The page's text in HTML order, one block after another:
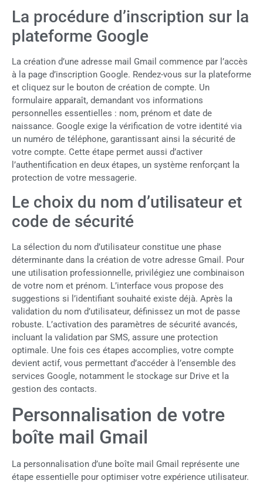
La procédure d’inscription sur la
plateforme Google
La création d’une adresse mail Gmail commence par l’accès
à la page d’inscription Google. Rendez-vous sur la plateforme
et cliquez sur le bouton de création de compte. Un
formulaire apparaît, demandant vos informations
personnelles essentielles : nom, prénom et date de
naissance. Google exige la vérification de votre identité via
un numéro de téléphone, garantissant ainsi la sécurité de
votre compte. Cette étape permet aussi d’activer
l’authentification en deux étapes, un système renforçant la
protection de votre messagerie.
Le choix du nom d’utilisateur et
code de sécurité
La sélection du nom d’utilisateur constitue une phase
déterminante dans la création de votre adresse Gmail. Pour
une utilisation professionnelle, privilégiez une combinaison
de votre nom et prénom. L’interface vous propose des
suggestions si l’identifiant souhaité existe déjà. Après la
validation du nom d’utilisateur, définissez un mot de passe
robuste. L’activation des paramètres de sécurité avancés,
incluant la validation par SMS, assure une protection
optimale. Une fois ces étapes accomplies, votre compte
devient actif, vous permettant d’accéder à l’ensemble des
services Google, notamment le stockage sur Drive et la
gestion des contacts.
Personnalisation de votre
boîte mail Gmail
La personnalisation d’une boîte mail Gmail représente une
étape essentielle pour optimiser votre expérience utilisateur.